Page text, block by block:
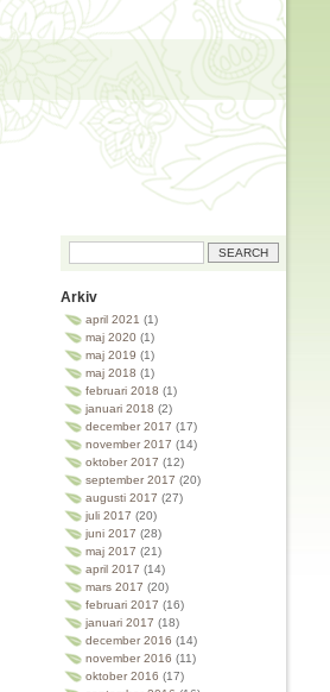
Arkiv
april 2021 (1)
maj 2020 (1)
maj 2019 (1)
maj 2018 (1)
februari 2018 (1)
januari 2018 (2)
december 2017 (17)
november 2017 (14)
oktober 2017 (12)
september 2017 (20)
augusti 2017 (27)
juli 2017 (20)
juni 2017 (28)
maj 2017 (21)
april 2017 (14)
mars 2017 (20)
februari 2017 (16)
januari 2017 (18)
december 2016 (14)
november 2016 (11)
oktober 2016 (17)